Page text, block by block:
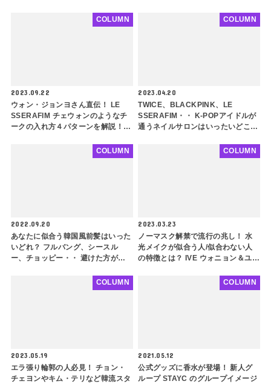
した少女らしさと上品さを一度に叶
2023.09.22
ウォン・ジョンヨさん直伝！ LE
SSERAFIM チェウォンのようなチ
ークの入れ方４パターンを解説！
POPアイドル定番チークまでたっぷ
COLUMN
2023.04.20
TWICE、BLACKPINK、LE
SSERAFIM・・ K-POPアイドルが
通うネイルサロンはいったいどこ？
COLUMN
2022.09.20
あなたに似合う韓国風前髪はいった
いどれ？ フルバング、シースル
ー、チョッピー・・ 避けた方がよ
サ、IUなどを参考に自分にぴったり
COLUMN
2023.03.23
ノーマスク解禁で流行の兆し！ 水
光メイクが似合う人/似合わない人
の特徴とは？ IVE ウォニョン＆ユジ
COLUMN
2023.05.19
エラ張り輪郭の人必見！ チョン・
チェヨンやキム・テリなど韓流スタ
COLUMN
2021.05.12
公式グッズに香水が登場！ 新人グ
ループ STAYC のグループイメージ
COLUMN